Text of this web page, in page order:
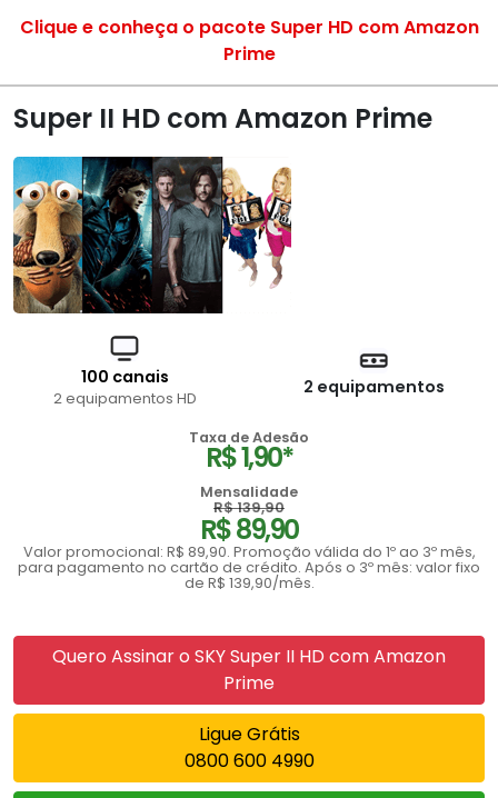
Clique e conheça o pacote Super HD com Amazon
Prime
Super II HD com Amazon Prime
100 canais
2 equipamentos HD
2 equipamentos
Taxa de Adesão
R$ 1,90*
Mensalidade
R$ 139,90
R$ 89,90
Valor promocional: R$ 89,90. Promoção válida do 1º ao 3º mês,
para pagamento no cartão de crédito. Após o 3º mês: valor fixo
de R$ 139,90/mês.
Quero Assinar o SKY Super II HD com Amazon
Prime
Ligue Grátis
0800 600 4990